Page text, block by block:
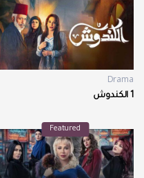
Drama
1 الكندوش
Featured